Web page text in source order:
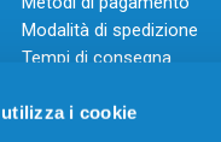
i cookie
Modalità di spedizione
Tempi di consegna